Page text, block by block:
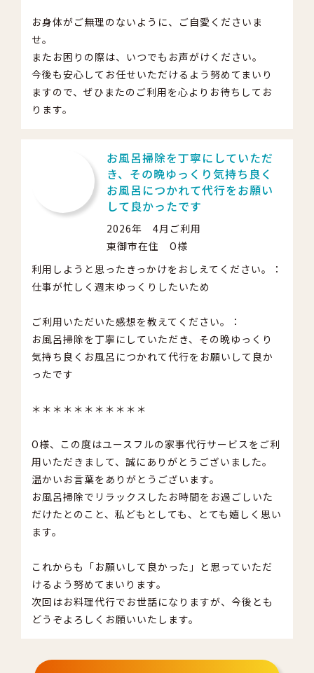
お身体がご無理のないように、ご自愛くださいま
せ。
またお困りの際は、いつでもお声がけください。
今後も安心してお任せいただけるよう努めてまいり
ますので、ぜひまたのご利用を心よりお待ちしてお
ります。
お風呂掃除を丁寧にしていただ
き、その晩ゆっくり気持ち良く
お風呂につかれて代行をお願い
して良かったです
2026年 4月ご利用
東御市在住 O様
利用しようと思ったきっかけをおしえてください。：
仕事が忙しく週末ゆっくりしたいため
ご利用いただいた感想を教えてください。：
お風呂掃除を丁寧にしていただき、その晩ゆっくり
気持ち良くお風呂につかれて代行をお願いして良か
ったです
＊＊＊＊＊＊＊＊＊＊＊
O様、この度はユースフルの家事代行サービスをご利
用いただきまして、誠にありがとうございました。
温かいお言葉をありがとうございます。
お風呂掃除でリラックスしたお時間をお過ごしいた
だけたとのこと、私どもとしても、とても嬉しく思い
ます。
これからも「お願いして良かった」と思っていただ
けるよう努めてまいります。
次回はお料理代行でお世話になりますが、今後とも
どうぞよろしくお願いいたします。